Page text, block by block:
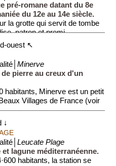
pré-romane datant du 8e
du 12e au 14e siècle.
la grotte qui servit de tombe
patron et premi...
ouest ↖
Minerve
de pierre au creux d'un
habitants, Minerve est un petit
Villages de France (voir
↓
Leucate Plage
et lagune méditerranéenne.
habitants, la station se